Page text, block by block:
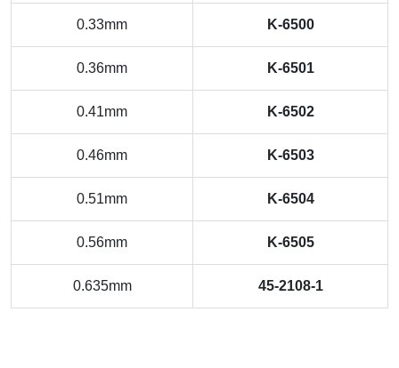
0.33mm K-6500
0.36mm K-6501
0.41mm K-6502
0.46mm K-6503
0.51mm K-6504
0.56mm K-6505
0.635mm 45-2108-1